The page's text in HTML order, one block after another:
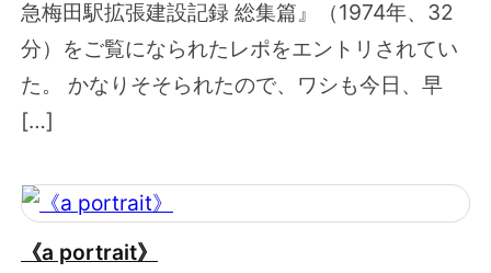
急梅田駅拡張建設記録 総集篇』（1974年、32
分）をご覧になられたレポをエントリされてい
た。 かなりそそられたので、ワシも今日、早
[…]
《a portrait》